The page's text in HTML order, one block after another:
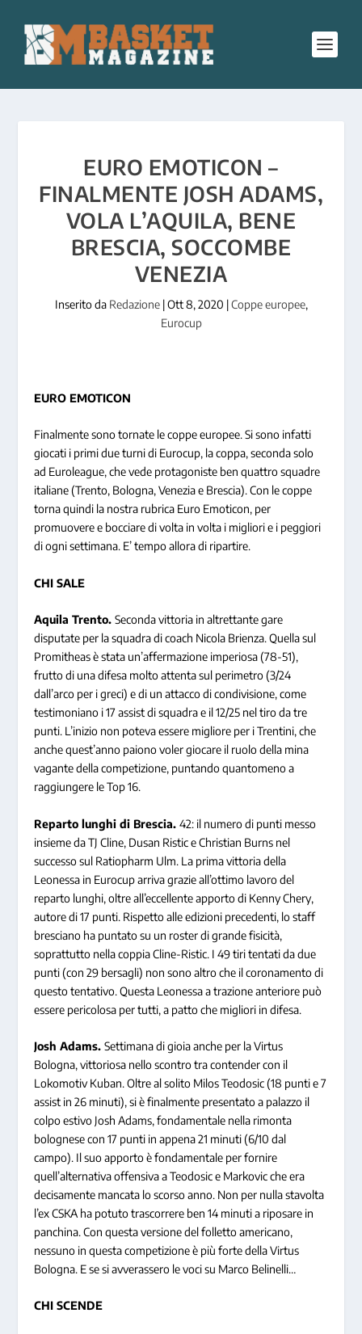
EURO EMOTICON –
FINALMENTE JOSH ADAMS,
VOLA L’AQUILA, BENE
BRESCIA, SOCCOMBE
VENEZIA
Inserito da Redazione|Ott 8, 2020 |Coppe europee,
Eurocup
EURO EMOTICON
Finalmente sono tornate le coppe europee. Si sono infatti
giocati i primi due turni di Eurocup, la coppa, seconda solo
ad Euroleague, che vede protagoniste ben quattro squadre
italiane (Trento, Bologna, Venezia e Brescia). Con le coppe
torna quindi la nostra rubrica Euro Emoticon, per
promuovere e bocciare di volta in volta i migliori e i peggiori
di ogni settimana. E’ tempo allora di ripartire.
CHI SALE
Aquila Trento.Seconda vittoria in altrettante gare
disputate per la squadra di coach Nicola Brienza. Quella sul
Promitheas è stata un’affermazione imperiosa (78-51),
frutto di una difesa molto attenta sul perimetro (3/24
dall’arco per i greci) e di un attacco di condivisione, come
testimoniano i 17 assist di squadra e il 12/25 nel tiro da tre
punti. L’inizio non poteva essere migliore per i Trentini, che
anche quest’anno paiono voler giocare il ruolo della mina
vagante della competizione, puntando quantomeno a
raggiungere le Top 16.
Reparto lunghi di Brescia.42: il numero di punti messo
insieme da TJ Cline, Dusan Ristic e Christian Burns nel
successo sul Ratiopharm Ulm. La prima vittoria della
Leonessa in Eurocup arriva grazie all’ottimo lavoro del
reparto lunghi, oltre all’eccellente apporto di Kenny Chery,
autore di 17 punti. Rispetto alle edizioni precedenti, lo staff
bresciano ha puntato su un roster di grande fisicità,
soprattutto nella coppia Cline-Ristic. I 49 tiri tentati da due
punti (con 29 bersagli) non sono altro che il coronamento di
questo tentativo. Questa Leonessa a trazione anteriore può
essere pericolosa per tutti, a patto che migliori in difesa.
Josh Adams.Settimana di gioia anche per la Virtus
Bologna, vittoriosa nello scontro tra contender con il
Lokomotiv Kuban. Oltre al solito Milos Teodosic (18 punti e 7
assist in 26 minuti), si è finalmente presentato a palazzo il
colpo estivo Josh Adams, fondamentale nella rimonta
bolognese con 17 punti in appena 21 minuti (6/10 dal
campo). Il suo apporto è fondamentale per fornire
quell’alternativa offensiva a Teodosic e Markovic che era
decisamente mancata lo scorso anno. Non per nulla stavolta
l’ex CSKA ha potuto trascorrere ben 14 minuti a riposare in
panchina. Con questa versione del folletto americano,
nessuno in questa competizione è più forte della Virtus
Bologna. E se si avverassero le voci su Marco Belinelli…
CHI SCENDE